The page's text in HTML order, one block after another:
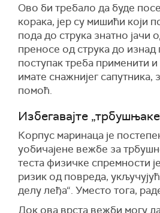
Ово би требало да буде
корака, јер су мишићи који
пода до струка знатно јачи
преносе од струка до изнад
поступак треба применити
имате снажнијег сапутника,
помоћ.
Избегавајте
Корпус маринаца је
уобичајене вежбе за
теста физичке спремности
ризик од повреда,
делу леђа“. Уместо тога,
Док ова врста вежби могу